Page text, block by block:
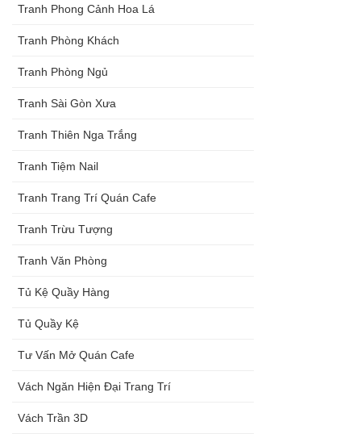
Tranh Phong Cảnh Hoa Lá
Tranh Phòng Khách
Tranh Phòng Ngủ
Tranh Sài Gòn Xưa
Tranh Thiên Nga Trắng
Tranh Tiệm Nail
Tranh Trang Trí Quán Cafe
Tranh Trừu Tượng
Tranh Văn Phòng
Tủ Kệ Quầy Hàng
Tủ Quầy Kệ
Tư Vấn Mở Quán Cafe
Vách Ngăn Hiện Đại Trang Trí
Vách Trần 3D